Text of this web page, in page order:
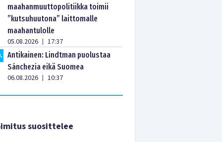
maahanmuuttopolitiikka toimii
”kutsuhuutona” laittomalle
maahantulolle
05.08.2026 | 17:37
. Antikainen: Lindtman puolustaa
Sánchezia eikä Suomea
06.08.2026 | 10:37
suosittelee